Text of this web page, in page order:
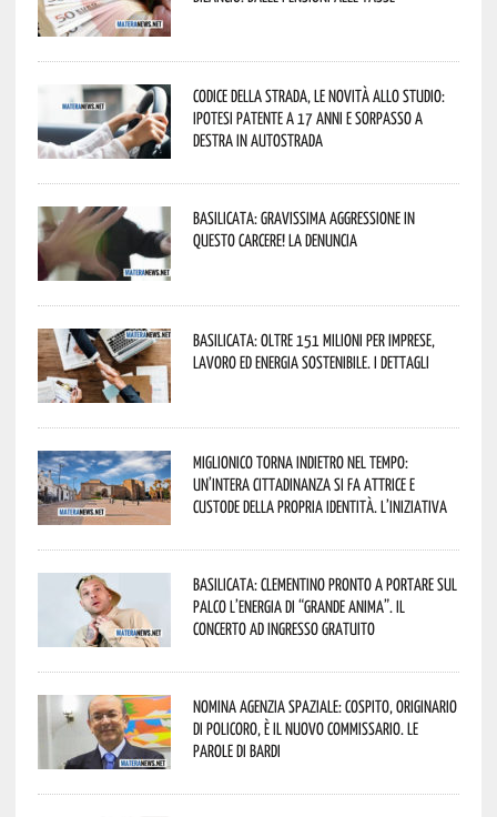
Codice della strada, le novità allo studio:
ipotesi patente a 17 anni e sorpasso a
destra in autostrada
Basilicata: gravissima aggressione in
questo Carcere! La denuncia
Basilicata: oltre 151 milioni per imprese,
lavoro ed energia sostenibile. I dettagli
Miglionico torna indietro nel tempo:
un’intera cittadinanza si fa attrice e
custode della propria identità. L’iniziativa
Basilicata: Clementino pronto a portare sul
palco l’energia di “Grande Anima”. Il
concerto ad ingresso gratuito
Nomina Agenzia Spaziale: Cospito, originario
di Policoro, è il nuovo commissario. Le
parole di Bardi